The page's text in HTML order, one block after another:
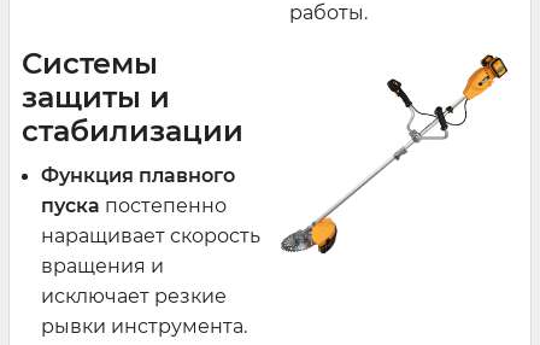
работы.
Системы
защиты и
стабилизации
Функция плавного
пуска постепенно
наращивает скорость
вращения и
исключает резкие
рывки инструмента.